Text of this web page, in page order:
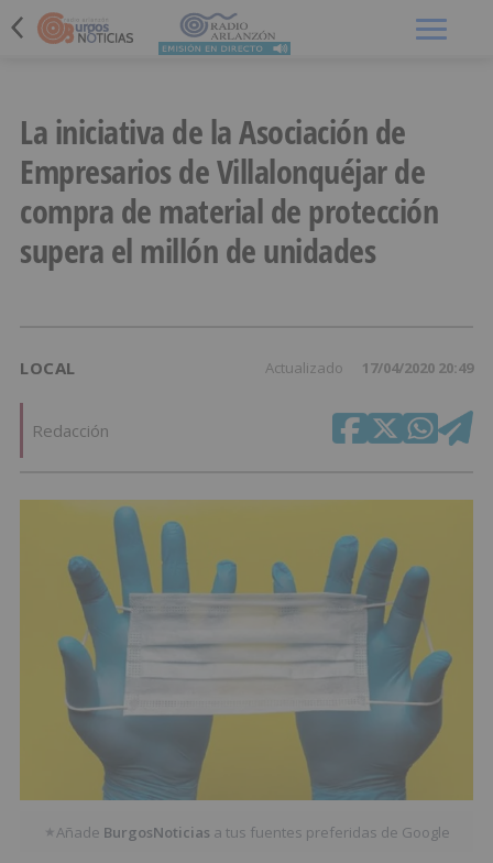
La iniciativa de la Asociación de
Empresarios de Villalonquéjar de
compra de material de protección
supera el millón de unidades
LOCAL Actualizado 17/04/2020 20:49
Redacción
★Añade BurgosNoticias a tus fuentes preferidas de Google